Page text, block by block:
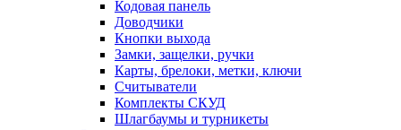
Кодовая панель
Доводчики
Кнопки выхода
Замки, защелки, ручки
Карты, брелоки, метки, ключи
Считыватели
Комплекты СКУД
Шлагбаумы и турникеты